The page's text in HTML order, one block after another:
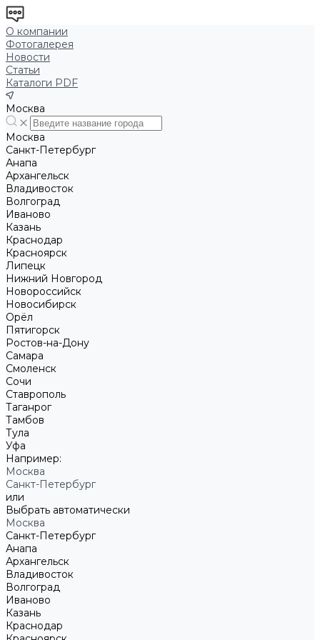
О компании
Фотогалерея
Новости
Статьи
Каталоги PDF
Москва
Москва
Санкт-Петербург
Анапа
Архангельск
Владивосток
Волгоград
Иваново
Казань
Краснодар
Красноярск
Липецк
Нижний Новгород
Новороссийск
Новосибирск
Орёл
Пятигорск
Ростов-на-Дону
Самара
Смоленск
Сочи
Ставрополь
Таганрог
Тамбов
Тула
Уфа
Например:
Москва
Санкт-Петербург
или
Выбрать автоматически
Москва
Санкт-Петербург
Анапа
Архангельск
Владивосток
Волгоград
Иваново
Казань
Краснодар